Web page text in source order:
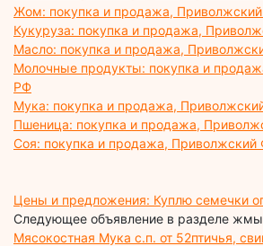
Жом: покупка и продажа,
Кукуруза: покупка и продажа,
Масло: покупка и продажа,
Молочные продукты: покупка и
РФ
Мука: покупка и продажа,
Пшеница: покупка и продажа,
Соя: покупка и продажа,
Цены и предложения: Куплю семечки
Следующее объявление в разделе
Мясокостная Мука с.п. от 52птичья,